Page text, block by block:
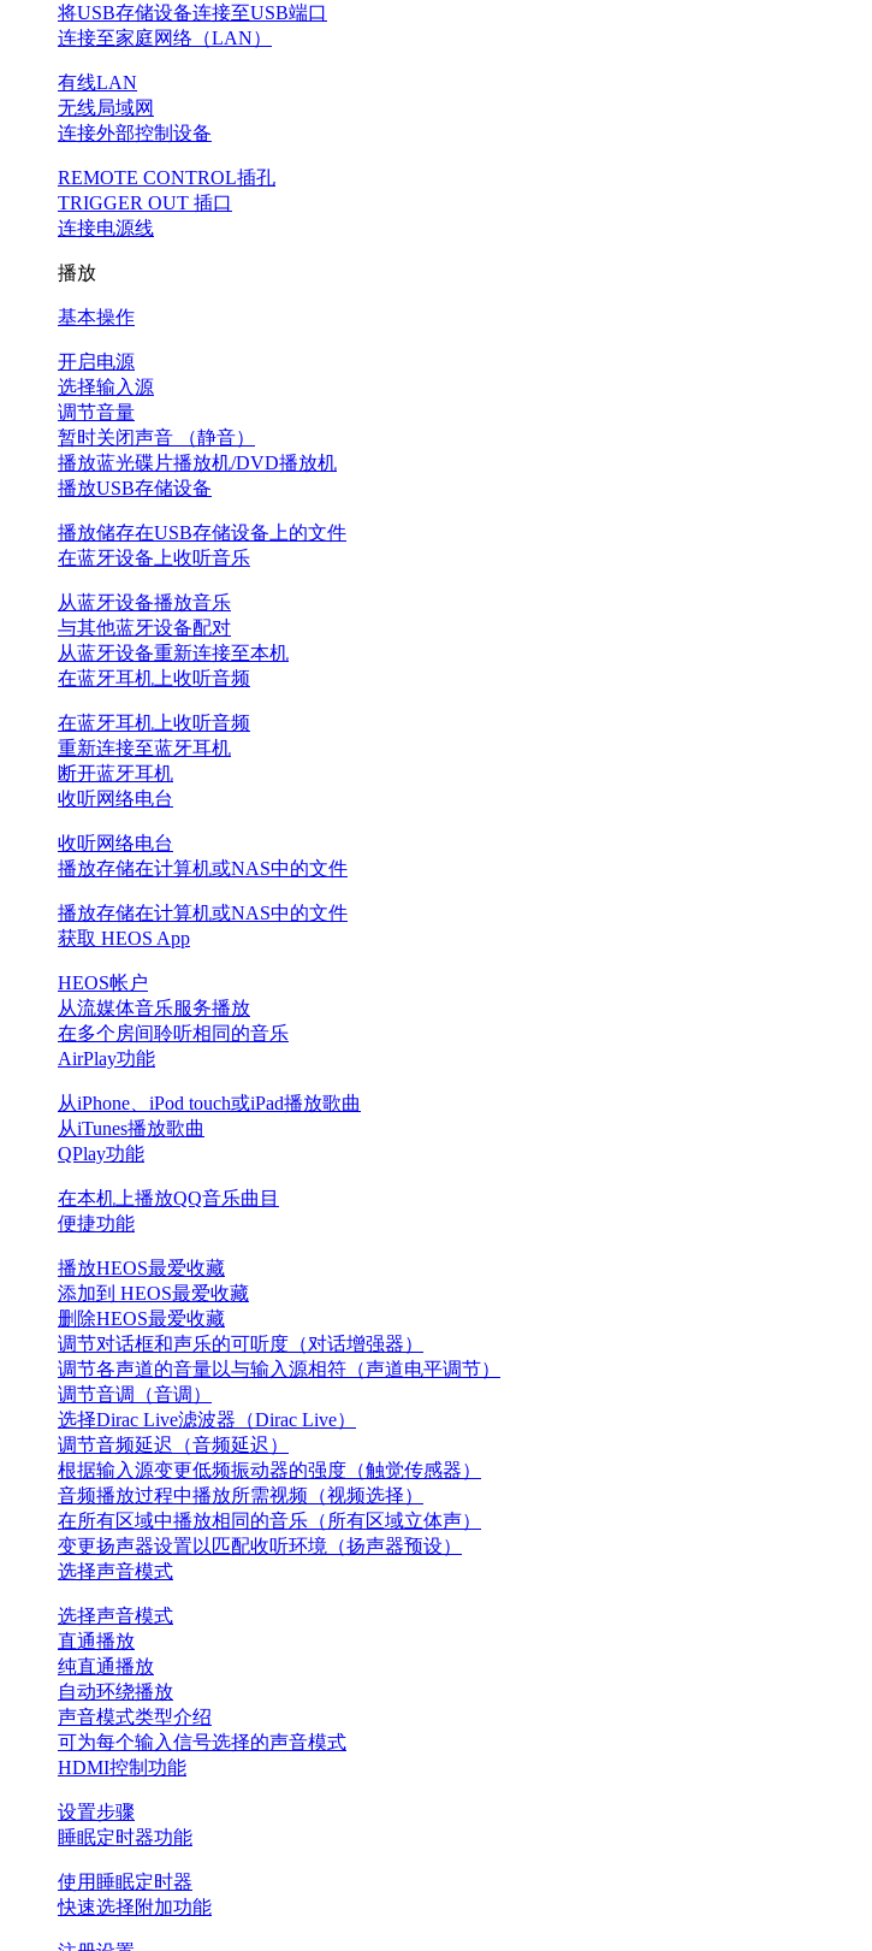
将USB存储设备连接至USB端口
连接至家庭网络（LAN）
有线LAN
无线局域网
连接外部控制设备
REMOTE CONTROL插孔
TRIGGER OUT 插口
连接电源线
播放
基本操作
开启电源
选择输入源
调节音量
暂时关闭声音 （静音）
播放蓝光碟片播放机/DVD播放机
播放USB存储设备
播放储存在USB存储设备上的文件
在蓝牙设备上收听音乐
从蓝牙设备播放音乐
与其他蓝牙设备配对
从蓝牙设备重新连接至本机
在蓝牙耳机上收听音频
在蓝牙耳机上收听音频
重新连接至蓝牙耳机
断开蓝牙耳机
收听网络电台
收听网络电台
播放存储在计算机或NAS中的文件
播放存储在计算机或NAS中的文件
获取 HEOS App
HEOS帐户
从流媒体音乐服务播放
在多个房间聆听相同的音乐
AirPlay功能
从iPhone、iPod touch或iPad播放歌曲
从iTunes播放歌曲
QPlay功能
在本机上播放QQ音乐曲目
便捷功能
播放HEOS最爱收藏
添加到 HEOS最爱收藏
删除HEOS最爱收藏
调节对话框和声乐的可听度（对话增强器）
调节各声道的音量以与输入源相符（声道电平调节）
调节音调（音调）
选择Dirac Live滤波器（Dirac Live）
调节音频延迟（音频延迟）
根据输入源变更低频振动器的强度（触觉传感器）
音频播放过程中播放所需视频（视频选择）
在所有区域中播放相同的音乐（所有区域立体声）
变更扬声器设置以匹配收听环境（扬声器预设）
选择声音模式
选择声音模式
直通播放
纯直通播放
自动环绕播放
声音模式类型介绍
可为每个输入信号选择的声音模式
HDMI控制功能
设置步骤
睡眠定时器功能
使用睡眠定时器
快速选择附加功能